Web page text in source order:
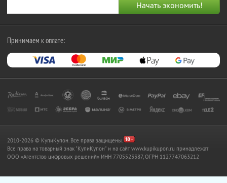
Принимаем к оплате:
2010-2026 © КупиКупон. Все права защищены.
Все права на товарный знак "КупиКупон" и на сайт www.kupikupon.ru принадлежат
OOO «Агентство цифровых решений» ИНН 7705523387, ОГРН 1127747063212